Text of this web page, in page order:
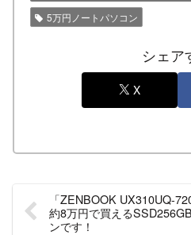
5万円ノートパソコン
シェア
X
「ZENBOOK UX310UQ-
約8万円で買える
ンです！